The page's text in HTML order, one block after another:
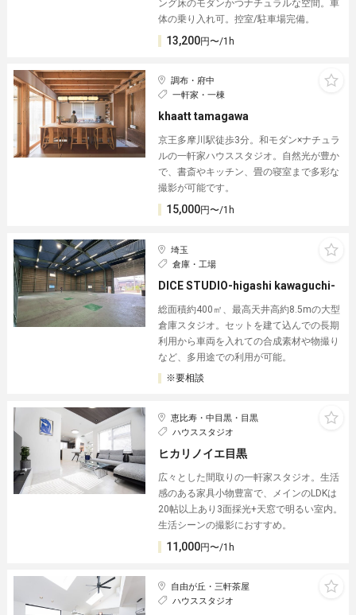
ング床のモダンかつナチュラルな空間。車
体の乗り入れ可。控室/駐車場完備。
13,200円〜/1h
調布・府中
一軒家・一棟
khaatt tamagawa
京王多摩川駅徒歩3分。和モダン×ナチュラ
ルの一軒家ハウススタジオ。自然光が豊か
で、書斎やキッチン、畳の寝室まで多彩な
撮影が可能です。
15,000円〜/1h
埼玉
倉庫・工場
DICE STUDIO-higashi kawaguchi-
総面積約400㎡、最高天井高約8.5mの大型
倉庫スタジオ。セットを建て込んでの長期
利用から車両を入れての合成素材や物撮り
など、多用途での利用が可能。
※要相談
恵比寿・中目黒・目黒
ハウススタジオ
ヒカリノイエ目黒
広々とした間取りの一軒家スタジオ。生活
感のある家具小物豊富で、メインのLDKは
20帖以上あり3面採光+天窓で明るい室内。
生活シーンの撮影におすすめ。
11,000円〜/1h
自由が丘・三軒茶屋
ハウススタジオ